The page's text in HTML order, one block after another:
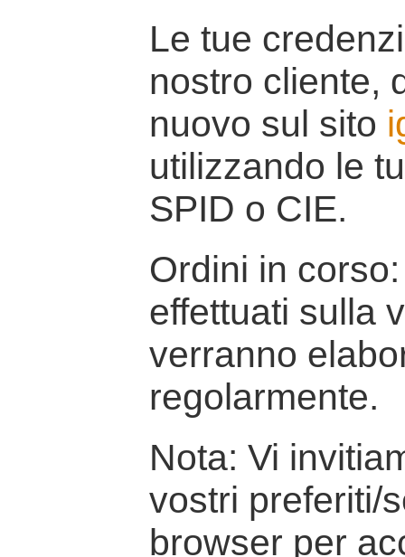
Le tue
nostro cliente,
nuovo sul sito
utilizzando le
SPID o CIE.
Ordini in
effettuati sulla
verranno
regolarmente.
Nota: Vi
vostri preferiti/
browser per